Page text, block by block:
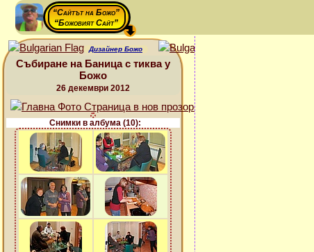
“Сайтът на Божо”
“Божовият Сайт”
Дизайнер Божо
Събиране на Баница с тиква у
Божо
26 декември 2012
Снимки в албума (10):